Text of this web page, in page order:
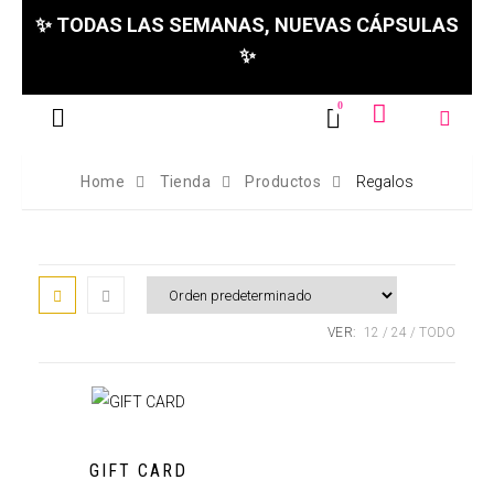
✨ TODAS LAS SEMANAS, NUEVAS CÁPSULAS
✨
Home Tienda Productos Regalos
VER: 12 24 TODO
GIFT CARD